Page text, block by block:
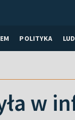
POLITYKA
w